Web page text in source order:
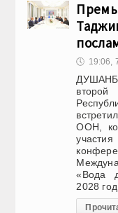
🕔 19:06,
второй
ООН,
«Вода
2028